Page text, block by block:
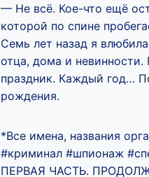
— Не всё. Кое-что ещё
которой по спине
Семь лет назад я
отца, дома и невинности.
праздник. Каждый год…
рождения.
*Все имена, названия
#криминал #шпионаж
ПЕРВАЯ ЧАСТЬ.